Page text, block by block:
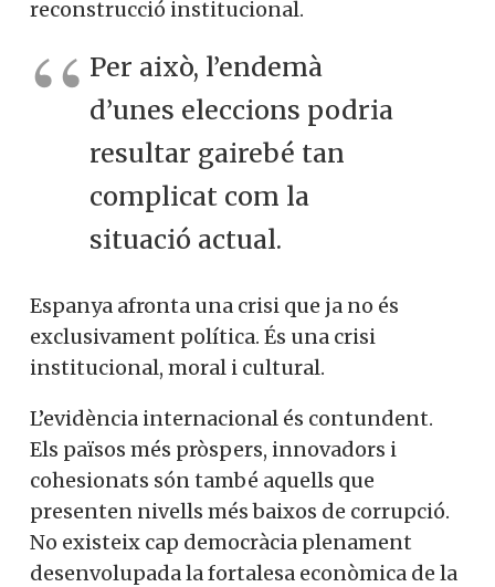
reconstrucció institucional.
Per això, l’endemà
d’unes eleccions podria
resultar gairebé tan
complicat com la
situació actual.
Espanya afronta una crisi que ja no és
exclusivament política. És una crisi
institucional, moral i cultural.
L’evidència internacional és contundent.
Els països més pròspers, innovadors i
cohesionats són també aquells que
presenten nivells més baixos de corrupció.
No existeix cap democràcia plenament
desenvolupada la fortalesa econòmica de la